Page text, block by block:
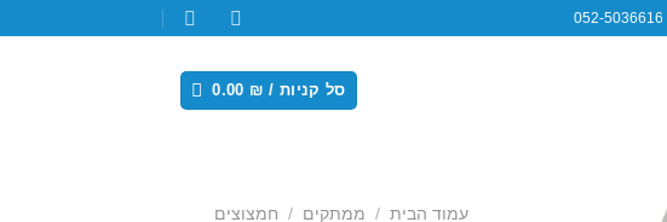
סל קניות / 0.00 ₪
עמוד הבית / ממתקים / חמצוצים